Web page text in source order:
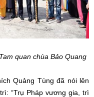
quan chùa Bảo Quang
Quảng Tùng đã nói lên
“Trụ Pháp vương gia, trì